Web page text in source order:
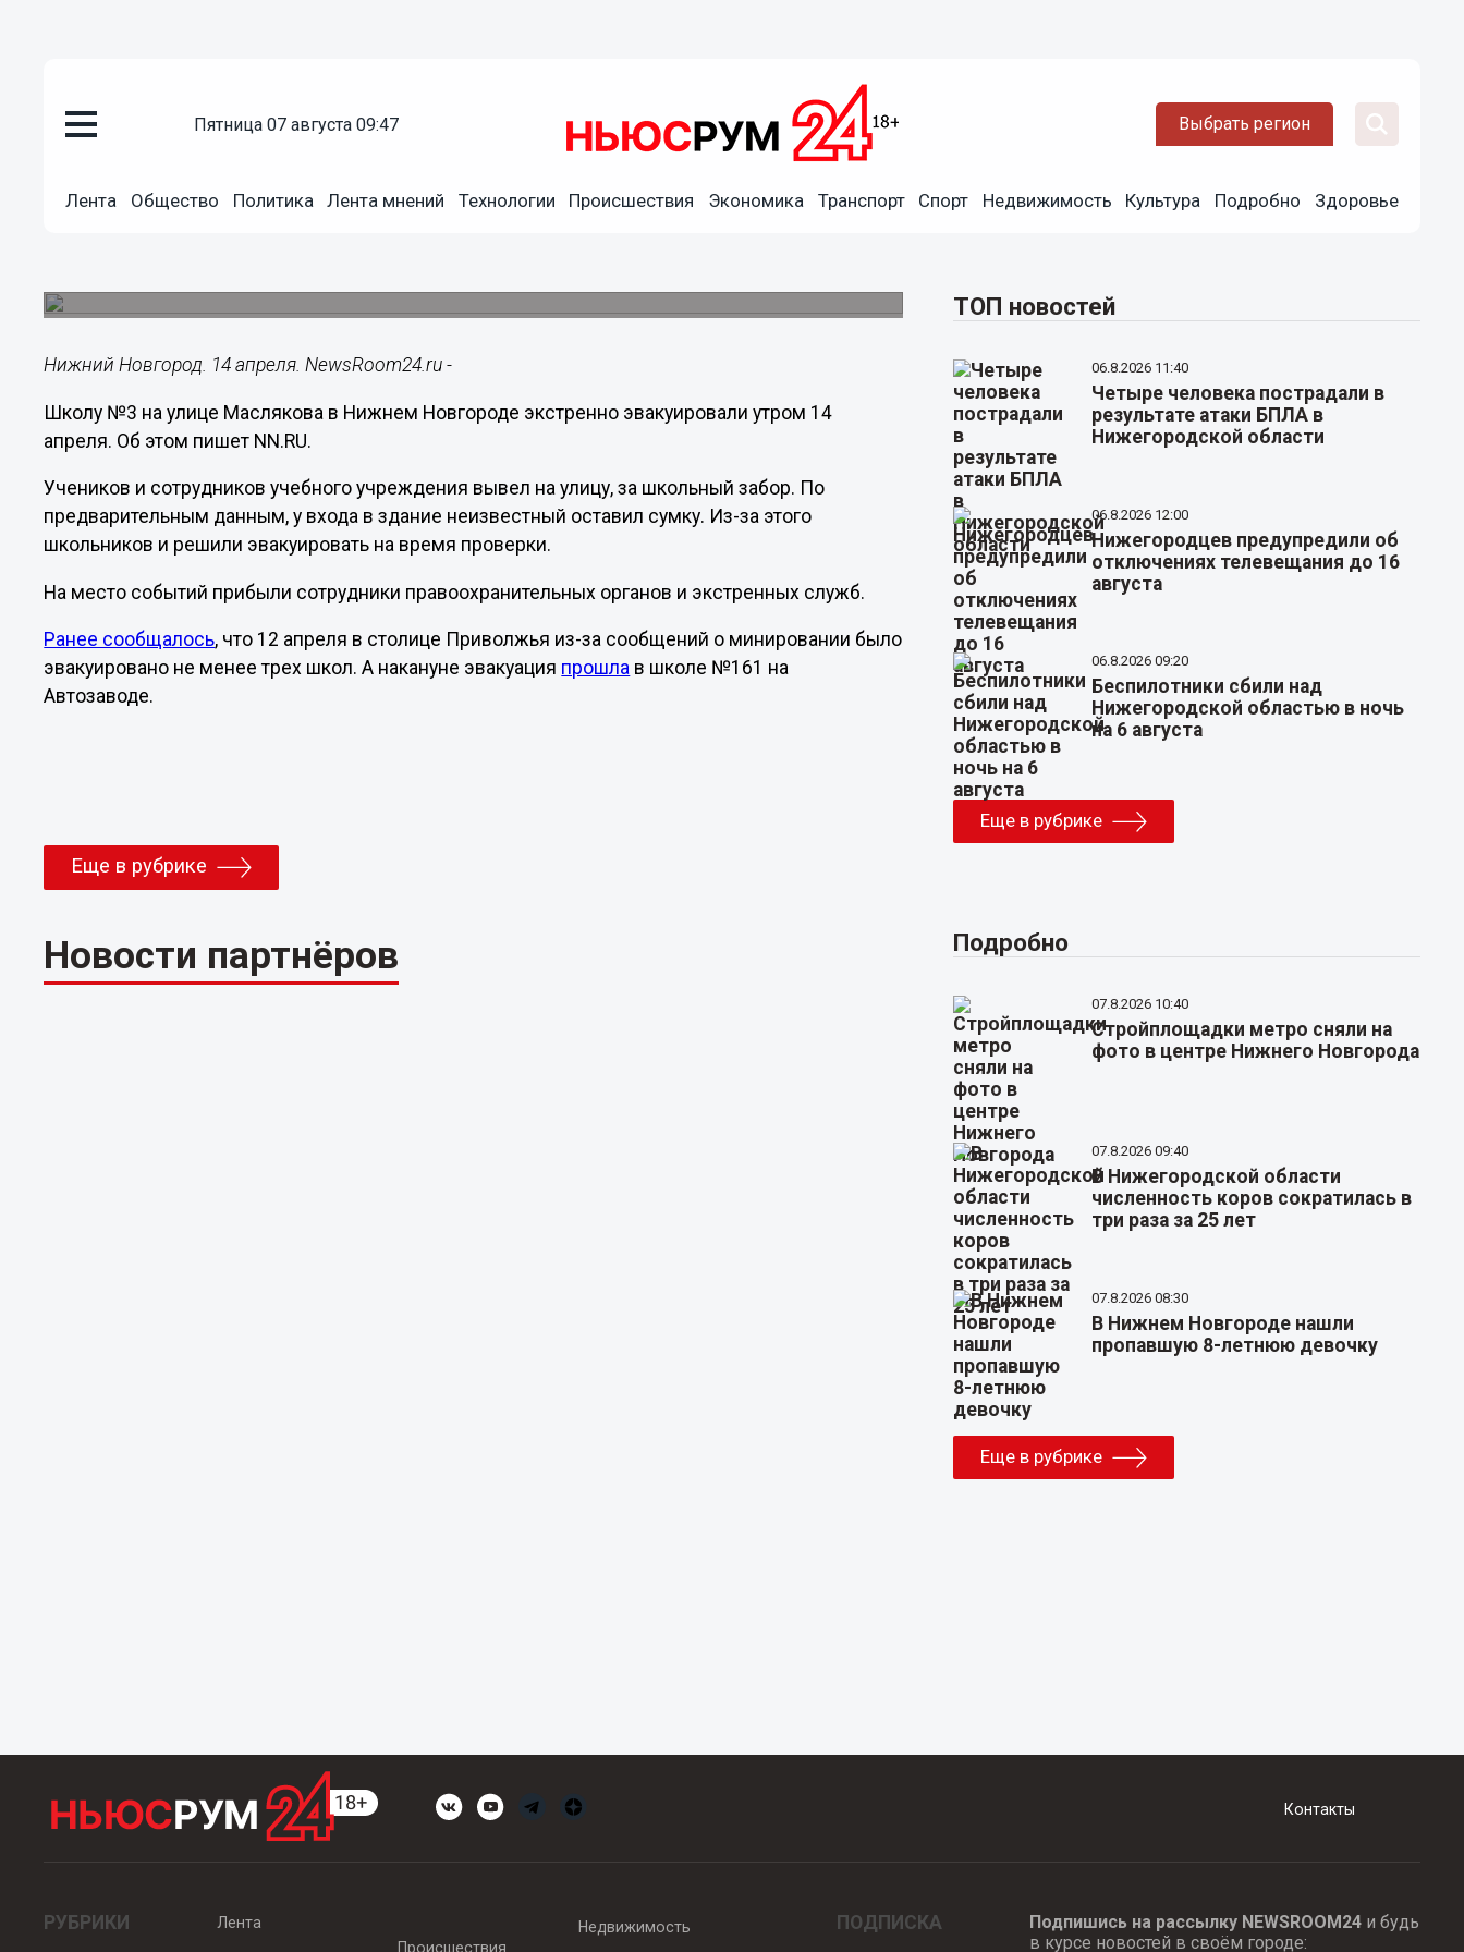
пятница 07 августа 09:47 Выбрать регион
Лента Общество Политика Лента мнений Технологии Происшествия Экономика Транспорт Спорт Недвижимость Культура Подробно Здоровье
Школу №3 в центре Нижнего Новгорода эвакуировали из-за
Нижний Новгород. 14 апреля. NewsRoom24.ru -
Школу №3 на улице Маслякова в Нижнем Новгороде экстренно эвакуировали утром 14
апреля. Об этом пишет NN.RU.
Учеников и сотрудников учебного учреждения вывел на улицу, за школьный забор. По
предварительным данным, у входа в здание неизвестный оставил сумку. Из-за этого
школьников и решили эвакуировать на время проверки.
На место событий прибыли сотрудники правоохранительных органов и экстренных служб.
Ранее сообщалось, что 12 апреля в столице Приволжья из-за сообщений о минировании было
эвакуировано не менее трех школ. А накануне эвакуация прошла в школе №161 на
Автозаводе.
Еще в рубрике
Новости партнёров
ТОП новостей
06.8.2026 11:40
Четыре человека пострадали в
результате атаки БПЛА в
Нижегородской области
06.8.2026 12:00
Нижегородцев предупредили об
отключениях телевещания до 16
августа
06.8.2026 09:20
Беспилотники сбили над
Нижегородской областью в ночь
на 6 августа
Еще в рубрике
Подробно
07.8.2026 10:40
Стройплощадки метро сняли на
фото в центре Нижнего Новгорода
07.8.2026 09:40
В Нижегородской области
численность коров сократилась в
три раза за 25 лет
07.8.2026 08:30
В Нижнем Новгороде нашли
пропавшую 8-летнюю девочку
Еще в рубрике
Контакты
РУБРИКИ
Лента
Происшествия
Недвижимость ПОДПИСКА Подпишись на рассылку NEWSROOM24и будь
в курсе новостей в своём городе: